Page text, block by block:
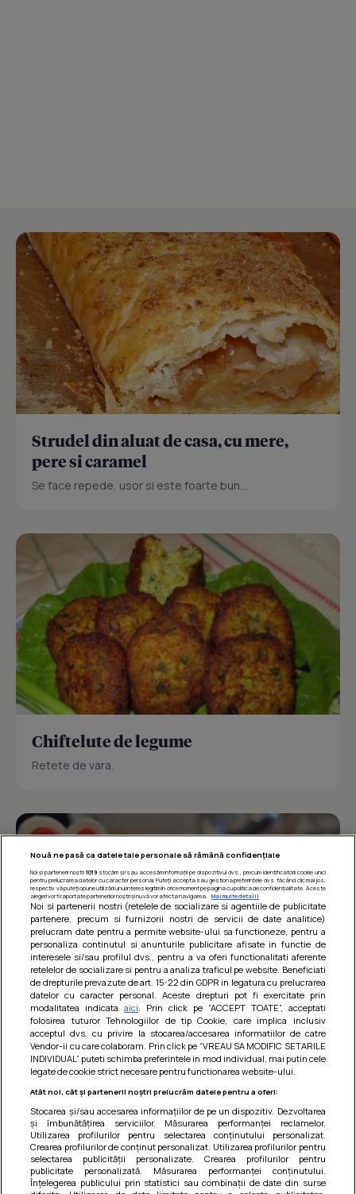
Strudel din aluat de casa, cu mere,
pere si caramel
Se face repede, usor si este foarte bun...
Chiftelute de legume
Retete de vara.
Barcute din vinete cu arpagic rosu
Un deliciu usor de preparat!
Nouă ne pasă ca datele tale personale să rămână confidențiale
Noi și partenerii noștri 1019stocăm și/sau accesăm informații pe dispozitivul dvs., precum identificatorii cookie unici
pentru prelucrarea datelor cu caracter personal. Puteți accepta sau gestiona preferințele dvs. făcând clic mai jos,
respectiv vă puteți opune utilizării unui interes legitim în orice moment pe pagina cu politica de confidențialitate. Aceste
alegeri vor fi raportate partenerilor noștri și nu vă vor afecta navigarea.
Mai multe detalii
Noi si partenerii nostri (retelele de socializare si agentiile de publicitate
partenere, precum si furnizorii nostri de servicii de date analitice)
prelucram date pentru a permite website-ului sa functioneze, pentru a
personaliza continutul si anunturile publicitare afisate in functie de
interesele si/sau profilul dvs., pentru a va oferi functionalitati aferente
retelelor de socializare si pentru a analiza traficul pe website. Beneficiati
de drepturile prevazute de art. 15-22 din GDPR in legatura cu prelucrarea
datelor cu caracter personal. Aceste drepturi pot fi exercitate prin
modalitatea indicataaici . Prin click pe “ACCEPT TOATE”, acceptati
folosirea tuturor Tehnologiilor de tip Cookie, care implica inclusiv
acceptul dvs. cu privire la stocarea/accesarea informatiilor de catre
Vendor-ii cu care colaboram. Prin click pe “VREAU SA MODIFIC SETARILE
INDIVIDUAL” puteti schimba preferintele in mod individual, mai putin cele
legate de cookie strict necesare pentru functionarea website-ului.
Atât noi, cât și partenerii noștri prelucrăm datele pentru a oferi:
Stocarea și/sau accesarea informațiilor de pe un dispozitiv. Dezvoltarea
și îmbunătățirea serviciilor. Măsurarea performanței reclamelor.
Utilizarea profilurilor pentru selectarea conținutului personalizat.
Crearea profilurilor de conținut personalizat. Utilizarea profilurilor pentru
selectarea publicității personalizate. Crearea profilurilor pentru
publicitate personalizată. Măsurarea performanței conținutului.
Înțelegerea publicului prin statistici sau combinații de date din surse